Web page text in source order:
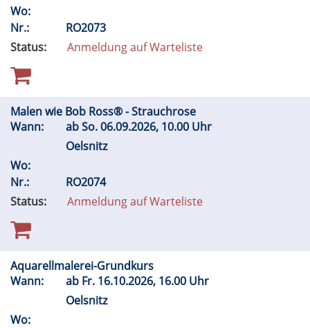
Wo:
Nr.:
RO2073
Status:
Anmeldung auf Warteliste
Malen wie Bob Ross® - Strauchrose
Wann:
abSo.06.09.2026, 10.00 Uhr
Oelsnitz
Wo:
Nr.:
RO2074
Status:
Anmeldung auf Warteliste
Aquarellmalerei-Grundkurs
Wann:
ab Fr. 16.10.2026, 16.00 Uhr
Oelsnitz
Wo: